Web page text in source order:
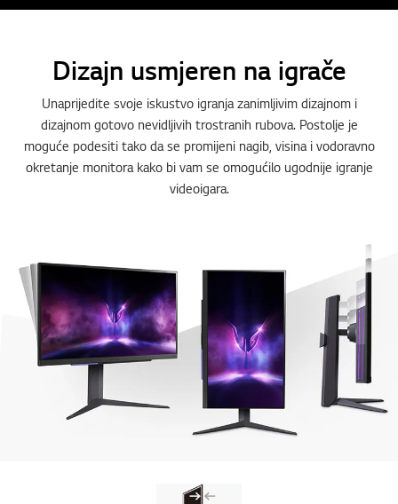
Dizajn usmjeren na igrače
Unaprijedite svoje iskustvo igranja zanimljivim dizajnom i
dizajnom gotovo nevidljivih trostranih rubova. Postolje je
moguće podesiti tako da se promijeni nagib, visina i vodoravno
okretanje monitora kako bi vam se omogućilo ugodnije igranje
videoigara.